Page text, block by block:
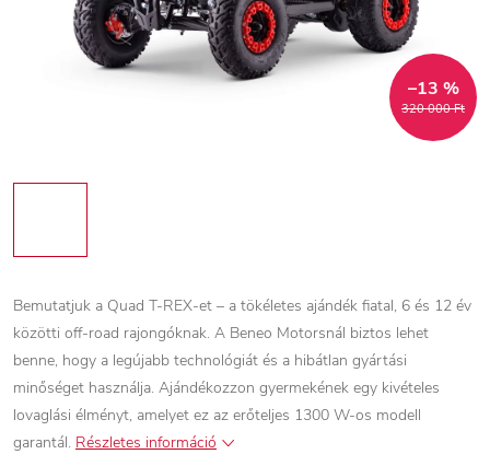
320 000 Ft
–13 %
Bemutatjuk a Quad T-REX-et – a tökéletes ajándék fiatal, 6 és 12 év
közötti off-road rajongóknak. A Beneo Motorsnál biztos lehet
benne, hogy a legújabb technológiát és a hibátlan gyártási
minőséget használja. Ajándékozzon gyermekének egy kivételes
lovaglási élményt, amelyet ez az erőteljes 1300 W-os modell
garantál. Részletes információ